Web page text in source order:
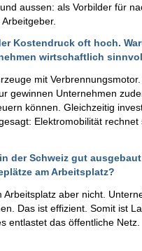
aussen: als Vorbilder für
Kostendruck oft hoch.
wirtschaftlich
mit
gewinnen Unternehmen
können. Gleichzeitig
Elektromobilität rechnet
der Schweiz gut
am Arbeitsplatz?
aber nicht.
Das ist effizient. Somit ist
entlastet das öffentliche Netz.